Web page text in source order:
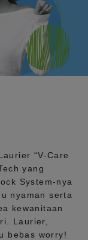
“V-Care
yang
System-nya
nyaman serta
kewanitaan
Laurier,
bebas worry!